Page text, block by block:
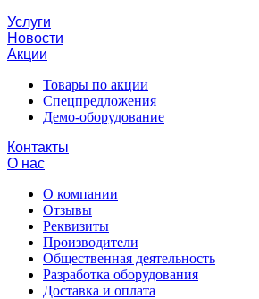
Услуги
Новости
Акции
Товары по акции
Спецпредложения
Демо-оборудование
Контакты
О нас
О компании
Отзывы
Реквизиты
Производители
Общественная деятельность
Разработка оборудования
Доставка и оплата